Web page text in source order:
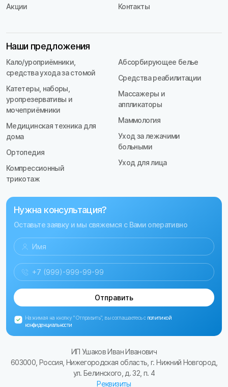
Акции
Контакты
Наши предложения
Кало/уроприёмники,
средства ухода за стомой
Катетеры, наборы,
уропрезервативы и
мочеприёмники
Медицинская техника для
дома
Ортопедия
Компрессионный
трикотаж
Абсорбирующее белье
Средства реабилитации
Массажеры и
аппликаторы
Маммология
Уход за лежачими
больными
Уход для лица
Нужна консультация?
Оставьте заявку и мы свяжемся с Вами оперативно
Отправить
Нажимая на кнопку "Отправить", вы соглашаетесь с политикой
конфиденциальности
ИП Ушаков Иван Иванович
603000, Россия, Нижегородская область, г. Нижний Новгород,
ул. Белинского, д. 32, п. 4
Реквизиты